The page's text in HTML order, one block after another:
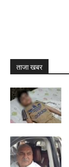
ताजा खबर